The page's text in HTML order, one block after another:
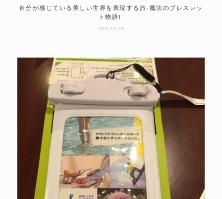
自分が感じている美しい世界を表現する旅-魔法のブレスレッ
ト物語1
2017-04-05